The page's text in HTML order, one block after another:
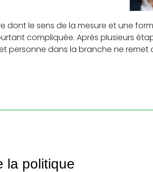
dont le sens de la mesure et une
compliquée. Après plusieurs
personne dans la branche ne remet
la politique